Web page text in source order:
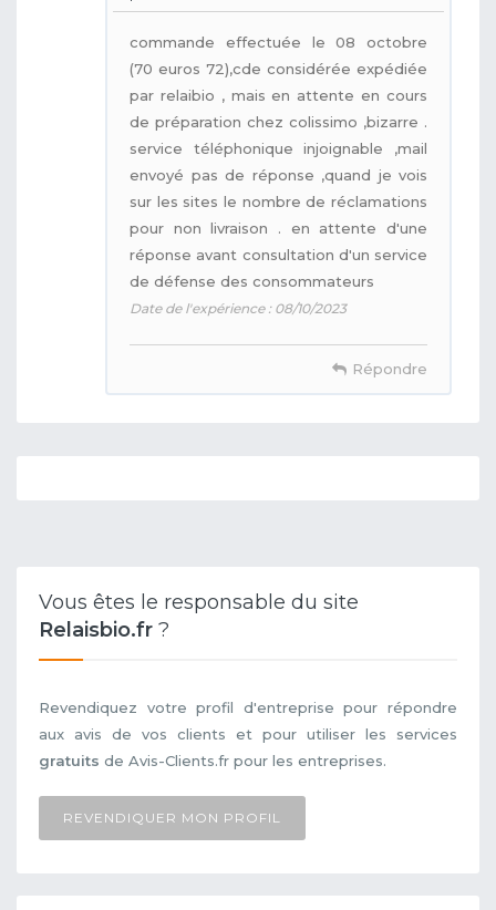
commande effectuée le 08 octobre
(70 euros 72),cde considérée expédiée
par relaibio , mais en attente en cours
de préparation chez colissimo ,bizarre .
service téléphonique injoignable ,mail
envoyé pas de réponse ,quand je vois
sur les sites le nombre de réclamations
pour non livraison . en attente d'une
réponse avant consultation d'un service
de défense des consommateurs
Date de l'expérience : 08/10/2023
Répondre
Vous êtes le responsable du site
Relaisbio.fr ?
Revendiquez votre profil d'entreprise pour répondre
aux avis de vos clients et pour utiliser les services
gratuits de Avis-Clients.fr pour les entreprises.
REVENDIQUER MON PROFIL